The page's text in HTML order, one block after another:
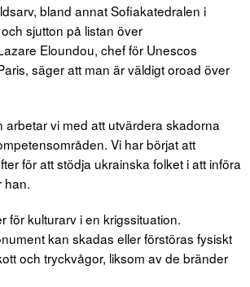
bland annat Sofiakatedralen i
sjutton på listan över
Eloundou, chef för Unescos
säger att man är väldigt oroad över
arbetar vi med att utvärdera skadorna
Vi har börjat att
för att stödja ukrainska folket i att införa
han.
för kulturarv i en krigssituation.
kan skadas eller förstöras fysiskt
och tryckvågor, liksom av de bränder